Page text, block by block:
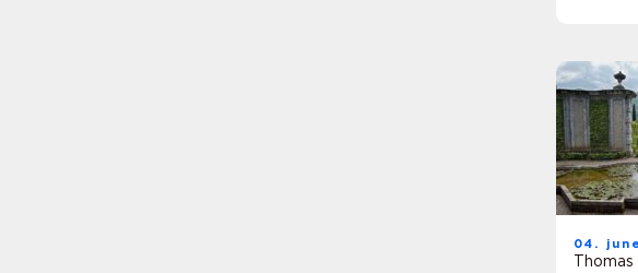
04.
Thomas